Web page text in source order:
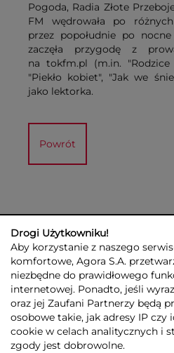
Pogoda, Radia Złote
FM wędrowała po
przez popołudnie po
zaczęła przygodę z
na tokfm.pl (m.in. "Rodzice
"Piekło kobiet", "Jak we
jako lektorka.
Powrót
GRUPA AGORA DLA INWESTORÓW
ESG
KONTAKT
© 2026 Copyright AGORA SA
Drogi Użytkowniku!
Aby korzystanie z naszego
komfortowe, Agora S.A.
niezbędne do prawidłowego
internetowej. Ponadto, jeśli
oraz jej Zaufani Partnerzy będą
osobowe takie, jak adresy IP
cookie w celach analitycznych i
zgody jest dobrowolne.